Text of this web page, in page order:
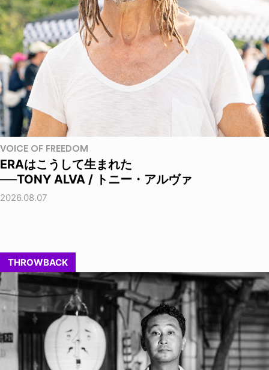
VOICE OF FREEDOM
ERAはこうして生まれた
──TONY ALVA / トニー・アルヴァ
2026.08.07
THROWBACK